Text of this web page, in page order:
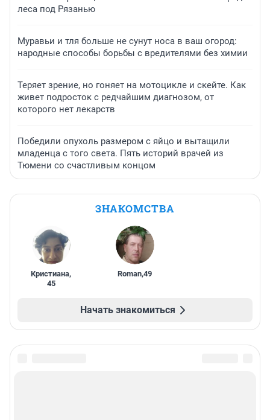
леса под Рязанью
Муравьи и тля больше не сунут носа в ваш огород:
народные способы борьбы с вредителями без химии
Теряет зрение, но гоняет на мотоцикле и скейте. Как
живет подросток с редчайшим диагнозом, от
которого нет лекарств
Победили опухоль размером с яйцо и вытащили
младенца с того света. Пять историй врачей из
Тюмени со счастливым концом
ЗНАКОМСТВА
Кристиана,
45
Roman,49
Начать знакомиться